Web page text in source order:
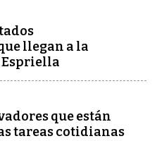
llegan a la
Espriella
que están
tareas cotidianas